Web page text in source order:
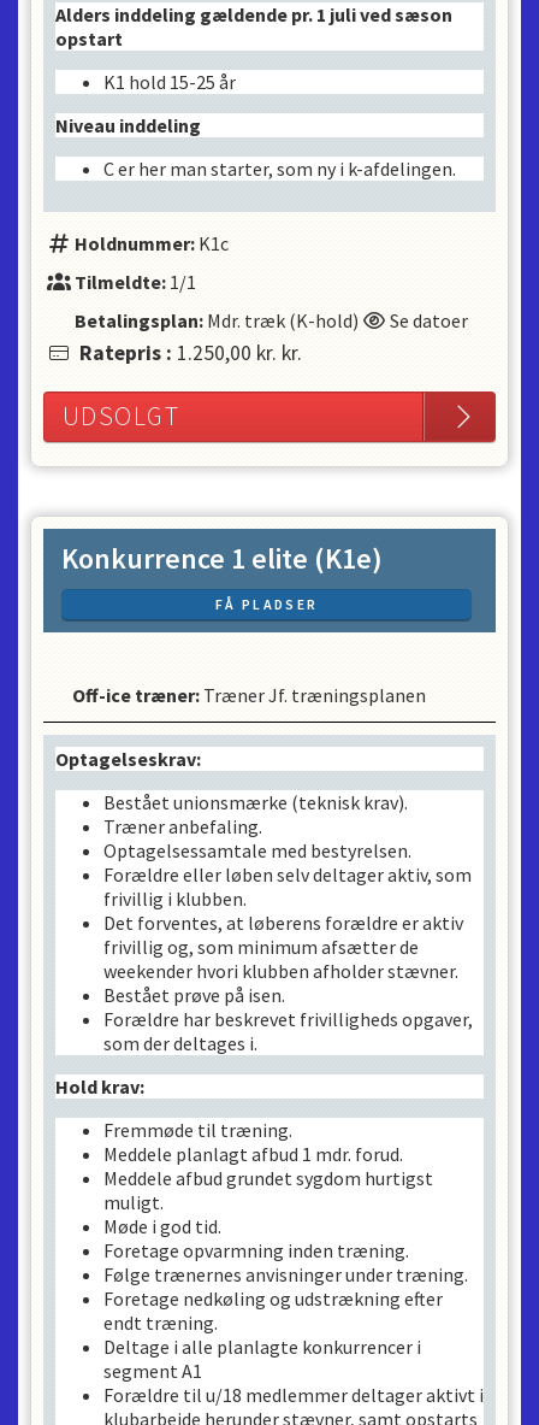
Alders inddeling gældende pr. 1 juli ved sæson
opstart
K1 hold 15-25 år
Niveau inddeling
C er her man starter, som ny i k-afdelingen.
Holdnummer: K1c
Tilmeldte:1/1
Betalingsplan: Mdr. træk (K-hold) Se datoer
Ratepris : 1.250,00 kr. kr.
UDSOLGT
Konkurrence 1 elite (K1e)
FÅ PLADSER
Off-ice træner: Træner Jf. træningsplanen
Optagelseskrav:
Bestået unionsmærke (teknisk krav).
Træner anbefaling.
Optagelsessamtale med bestyrelsen.
Forældre eller løben selv deltager aktiv, som
frivillig i klubben.
Det forventes, at løberens forældre er aktiv
frivillig og, som minimum afsætter de
weekender hvori klubben afholder stævner.
Bestået prøve på isen.
Forældre har beskrevet frivilligheds opgaver,
som der deltages i.
Hold krav:
Fremmøde til træning.
Meddele planlagt afbud 1 mdr. forud.
Meddele afbud grundet sygdom hurtigst
muligt.
Møde i god tid.
Foretage opvarmning inden træning.
Følge trænernes anvisninger under træning.
Foretage nedkøling og udstrækning efter
endt træning.
Deltage i alle planlagte konkurrencer i
segment A1
Forældre til u/18 medlemmer deltager aktivt i
klubarbejde herunder stævner, samt opstarts